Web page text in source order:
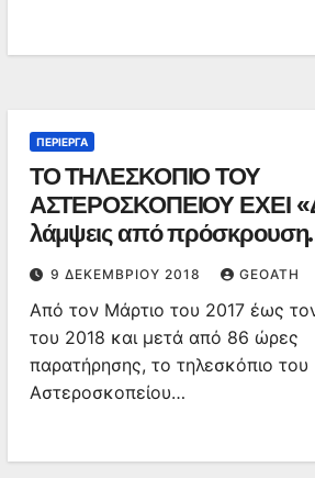
ΠΕΡΊΕΡΓΑ
ΤΟ ΤΗΛΕΣΚΟΠΙΟ ΤΟΥ
ΑΣΤΕΡΟΣΚΟΠΕΙΟΥ ΕΧΕΙ
λάμψεις από πρόσκρουση
μετεωροειδών στο φεγγάρι!
9 ΔΕΚΕΜΒΡΊΟΥ 2018 GEOATH
Από τον Μάρτιο του 2017 έως
του 2018 και μετά από 86 ώρες
παρατήρησης, το τηλεσκόπιο του
Αστεροσκοπείου…